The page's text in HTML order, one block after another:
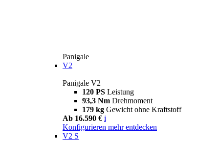
Panigale
V2
Panigale V2
120 PS Leistung
93,3 Nm Drehmoment
179 kg Gewicht ohne Kraftstoff
Ab 16.590 € i
Konfigurieren mehr entdecken
V2 S